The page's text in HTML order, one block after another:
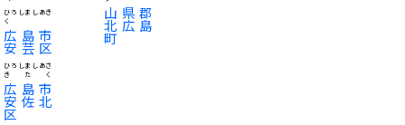
広島市
安芸区
ひろしましあき
く
広島市
安佐北
区
ひろしましあさ
きたく
山県郡
北広島
町